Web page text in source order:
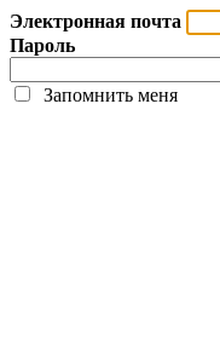
Электронная почта
Пароль
Запомнить меня